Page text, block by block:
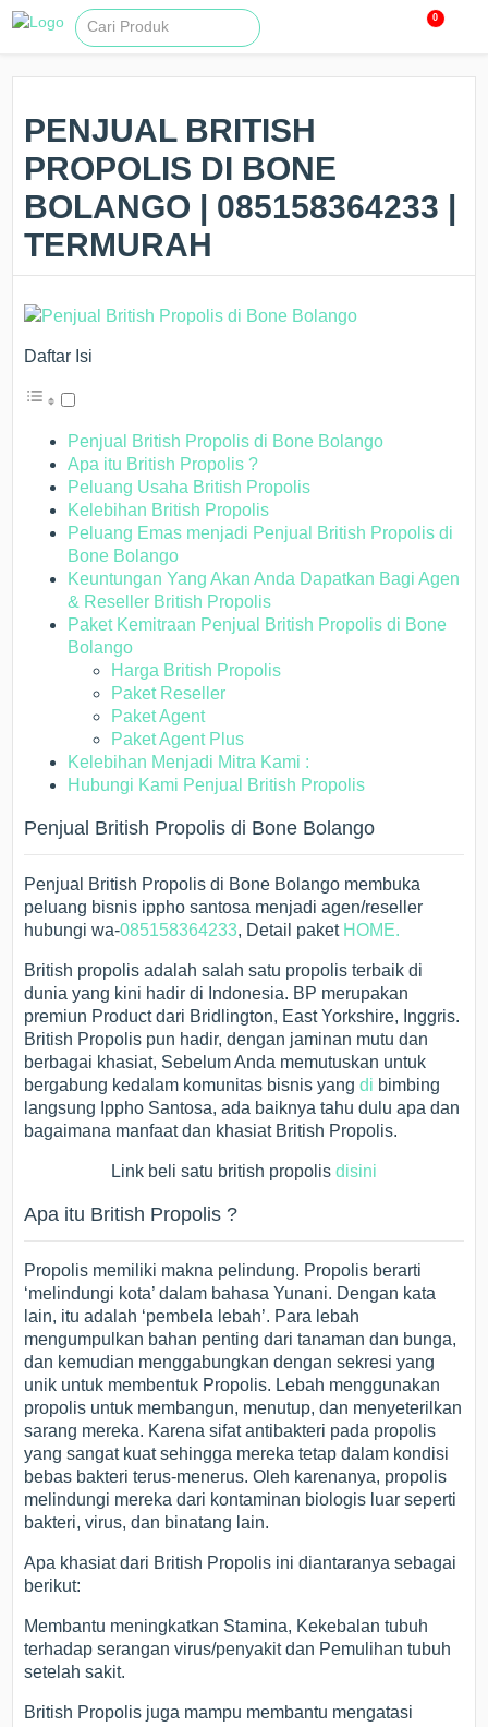
0
PENJUAL BRITISH
PROPOLIS DI BONE
BOLANGO | 085158364233 |
TERMURAH
Daftar Isi
Penjual British Propolis di Bone Bolango
Apa itu British Propolis ?
Peluang Usaha British Propolis
Kelebihan British Propolis
Peluang Emas menjadi Penjual British Propolis di
Bone Bolango
Keuntungan Yang Akan Anda Dapatkan Bagi Agen
& Reseller British Propolis
Paket Kemitraan Penjual British Propolis di Bone
Bolango
Harga British Propolis
Paket Reseller
Paket Agent
Paket Agent Plus
Kelebihan Menjadi Mitra Kami :
Hubungi Kami Penjual British Propolis
Penjual British Propolis di Bone Bolango
Penjual British Propolis di Bone Bolango membuka
peluang bisnis ippho santosa menjadi agen/reseller
hubungi wa-085158364233, Detail paket HOME.
British propolis adalah salah satu propolis terbaik di
dunia yang kini hadir di Indonesia. BP merupakan
premiun Product dari Bridlington, East Yorkshire, Inggris.
British Propolis pun hadir, dengan jaminan mutu dan
berbagai khasiat, Sebelum Anda memutuskan untuk
bergabung kedalam komunitas bisnis yangdi bimbing
langsung Ippho Santosa, ada baiknya tahu dulu apa dan
bagaimana manfaat dan khasiat British Propolis.
Link beli satu british propolis disini
Apa itu British Propolis ?
Propolis memiliki makna pelindung. Propolis berarti
‘melindungi kota’ dalam bahasa Yunani. Dengan kata
lain, itu adalah ‘pembela lebah’. Para lebah
mengumpulkan bahan penting dari tanaman dan bunga,
dan kemudian menggabungkan dengan sekresi yang
unik untuk membentuk Propolis. Lebah menggunakan
propolis untuk membangun, menutup, dan menyeterilkan
sarang mereka. Karena sifat antibakteri pada propolis
yang sangat kuat sehingga mereka tetap dalam kondisi
bebas bakteri terus-menerus. Oleh karenanya, propolis
melindungi mereka dari kontaminan biologis luar seperti
bakteri, virus, dan binatang lain.
Apa khasiat dari British Propolis ini diantaranya sebagai
berikut:
Membantu meningkatkan Stamina, Kekebalan tubuh
terhadap serangan virus/penyakit dan Pemulihan tubuh
setelah sakit.
British Propolis juga mampu membantu mengatasi